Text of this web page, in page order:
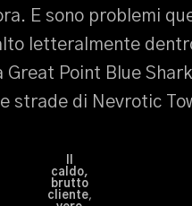
E sono problemi
letteralmente
Point Blue
strade di Nevrotic
caldo,
brutto
cliente,